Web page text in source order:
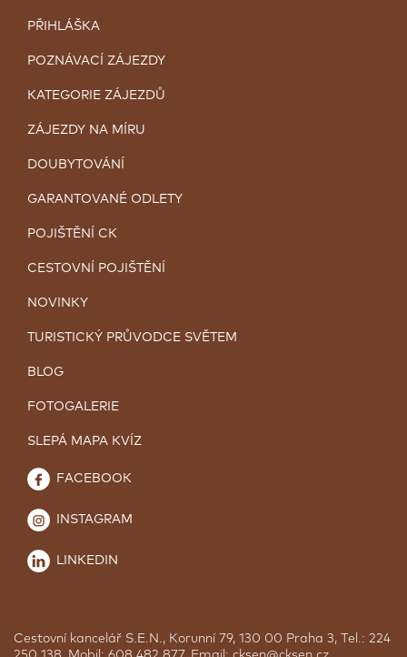
PŘIHLÁŠKA
POZNÁVACÍ ZÁJEZDY
KATEGORIE ZÁJEZDŮ
ZÁJEZDY NA MÍRU
DOUBYTOVÁNÍ
GARANTOVANÉ ODLETY
POJIŠTĚNÍ CK
CESTOVNÍ POJIŠTĚNÍ
NOVINKY
TURISTICKÝ PRŮVODCE SVĚTEM
BLOG
FOTOGALERIE
SLEPÁ MAPA KVÍZ
FACEBOOK
INSTAGRAM
LINKEDIN
Cestovní kancelář S.E.N., Korunní 79, 130 00 Praha 3, Tel.: 224